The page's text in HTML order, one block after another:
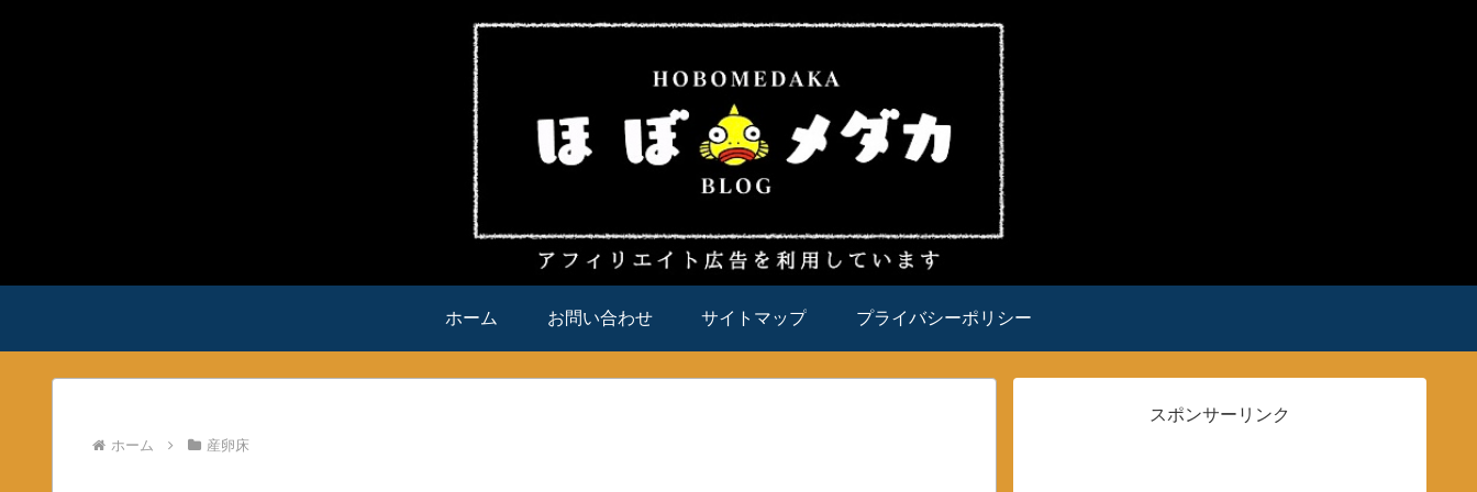
ホーム お問い合わせ サイトマップ プライバシーポリシー
ホーム 産卵床
スポンサーリンク